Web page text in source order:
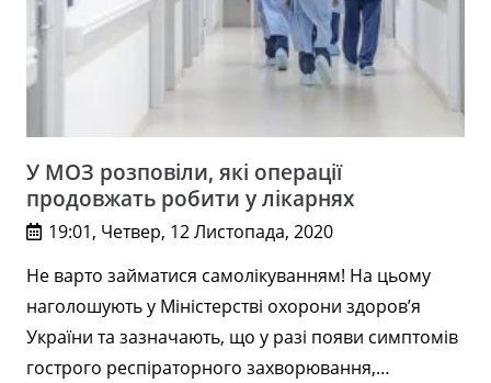
У МОЗ розповіли, які операції
продовжать робити у лікарнях
19:01, Четвер, 12 Листопада, 2020
Не варто займатися самолікуванням! На цьому
наголошують у Міністерстві охорони здоров’я
України та зазначають, що у разі появи симптомів
гострого респіраторного захворювання,…